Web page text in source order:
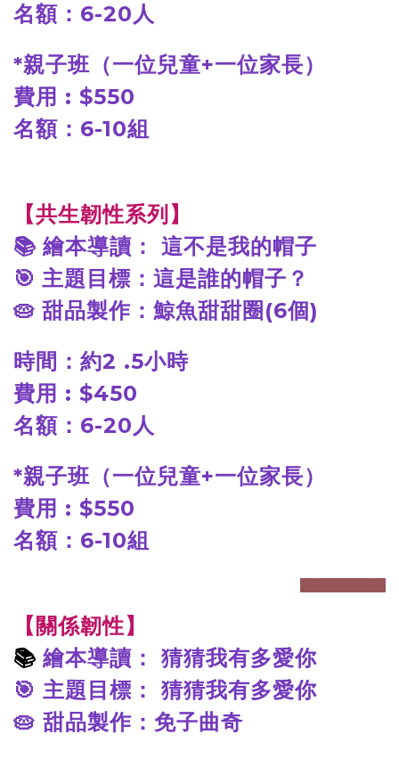
名額：6-20人
*親子班（一位兒童+一位家長）
費用 : $550
名額：6-10組
【共生韌性系列】
📚 繪本導讀： 這不是我的帽子
🎯 主題目標：這是誰的帽子？
🥧 甜品製作：鯨魚甜甜圈(6個)
時間：約2 .5小時
費用 : $450
名額：6-20人
*親子班（一位兒童+一位家長）
費用 : $550
名額：6-10組
【關係韌性】
📚 繪本導讀： 猜猜我有多愛你
🎯 主題目標： 猜猜我有多愛你
🥧 甜品製作：免子曲奇